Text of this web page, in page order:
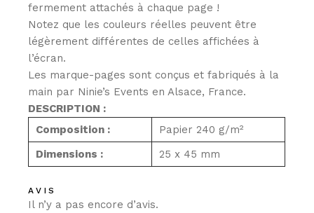
fermement attachés à chaque page !
Notez que les couleurs réelles peuvent être
légèrement différentes de celles affichées à
l’écran.
Les marque-pages sont conçus et fabriqués à la
main par Ninie’s Events en Alsace, France.
DESCRIPTION :
Composition :
Papier240 g/m²
Dimensions :
25 x 45 mm
AVIS
Il n’y a pas encore d’avis.